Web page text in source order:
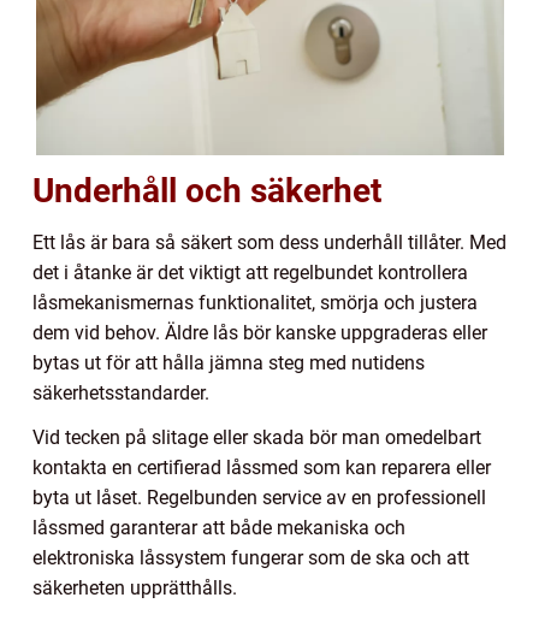
Underhåll och säkerhet
Ett lås är bara så säkert som dess underhåll tillåter. Med
det i åtanke är det viktigt att regelbundet kontrollera
låsmekanismernas funktionalitet, smörja och justera
dem vid behov. Äldre lås bör kanske uppgraderas eller
bytas ut för att hålla jämna steg med nutidens
säkerhetsstandarder.
Vid tecken på slitage eller skada bör man omedelbart
kontakta en certifierad låssmed som kan reparera eller
byta ut låset. Regelbunden service av en professionell
låssmed garanterar att både mekaniska och
elektroniska låssystem fungerar som de ska och att
säkerheten upprätthålls.